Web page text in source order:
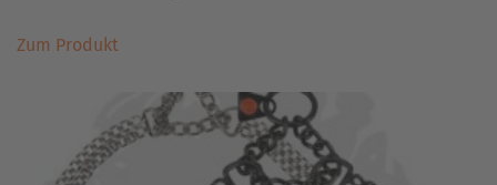
Zum ProduktProdukt
mehrere
Varianten
auf.